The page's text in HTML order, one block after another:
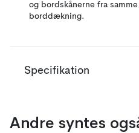
og bordskånerne fra
borddækning.
Specifikation
Andre syntes